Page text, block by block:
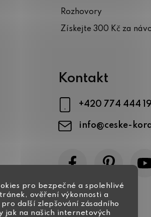
pro bezpečné a spolehlivé
ověření výkonnosti a
další zlepšování zásadního
jak na našich internetových
Rozhovory
Získejte 300 Kč za
Kontakt
info@ceske-
+420 774 444 191